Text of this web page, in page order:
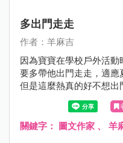
多出門走走
作者：羊麻吉
因為寶寶在學校戶外活
要多帶他出門走走，適應
但是這麼熱真的好不想出
關鍵字： 圖文作家 、 羊